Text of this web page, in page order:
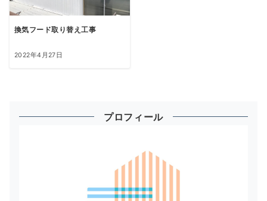
換気フード取り替え工事
2022年4月27日
プロフィール